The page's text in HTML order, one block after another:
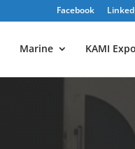
Facebook
Marine KAMI